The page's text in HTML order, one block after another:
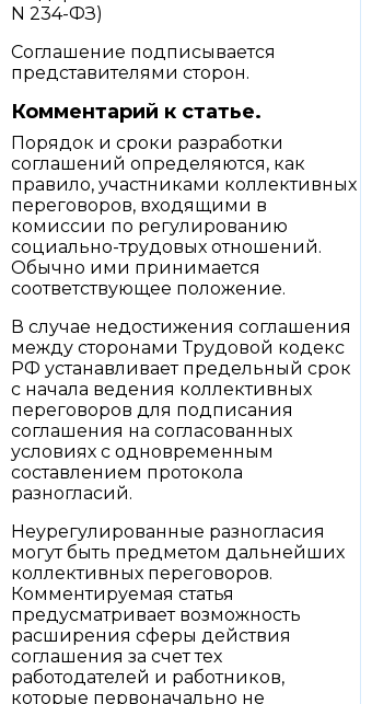
N 234-ФЗ)
Соглашение подписывается
представителями сторон.
Комментарий к статье.
Порядок и сроки разработки
соглашений определяются, как
правило, участниками коллективных
переговоров, входящими в
комиссии по регулированию
социально-трудовых отношений.
Обычно ими принимается
соответствующее положение.
В случае недостижения соглашения
между сторонами Трудовой кодекс
РФ устанавливает предельный срок
с начала ведения коллективных
переговоров для подписания
соглашения на согласованных
условиях с одновременным
составлением протокола
разногласий.
Неурегулированные разногласия
могут быть предметом дальнейших
коллективных переговоров.
Комментируемая статья
предусматривает возможность
расширения сферы действия
соглашения за счет тех
работодателей и работников,
которые первоначально не